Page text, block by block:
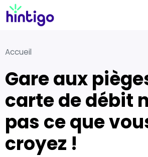
Accueil
Gare aux pièges : La
carte de débit
pas ce que
croyez !